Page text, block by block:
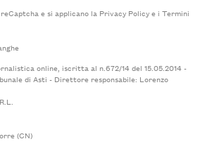
e si applicano la Privacy Policye i Termini
online, iscritta al n.672/14 del 15.05.2014 -
di Asti - Direttore responsabile: Lorenzo
(CN)